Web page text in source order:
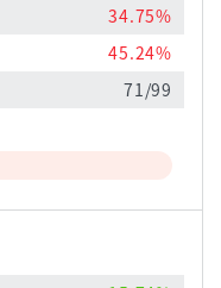
34.75%
45.24%
71/99